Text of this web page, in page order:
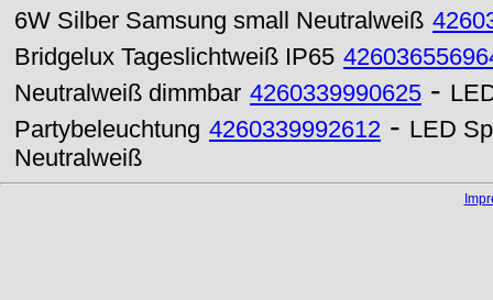
6W Silber Samsung small Neutralweiß
Bridgelux Tageslichtweiß IP65
Neutralweiß dimmbar 4260339990625 -
Partybeleuchtung 4260339992612 - LED
Neutralweiß